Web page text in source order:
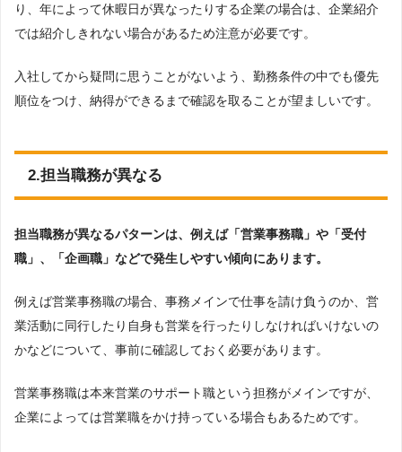
り、年によって休暇日が異なったりする企業の場合は、企業紹介
では紹介しきれない場合があるため注意が必要です。
入社してから疑問に思うことがないよう、勤務条件の中でも優先
順位をつけ、納得ができるまで確認を取ることが望ましいです。
2.担当職務が異なる
担当職務が異なるパターンは、例えば「営業事務職」や「受付
職」、「企画職」などで発生しやすい傾向にあります。
例えば営業事務職の場合、事務メインで仕事を請け負うのか、営
業活動に同行したり自身も営業を行ったりしなければいけないの
かなどについて、事前に確認しておく必要があります。
営業事務職は本来営業のサポート職という担務がメインですが、
企業によっては営業職をかけ持っている場合もあるためです。